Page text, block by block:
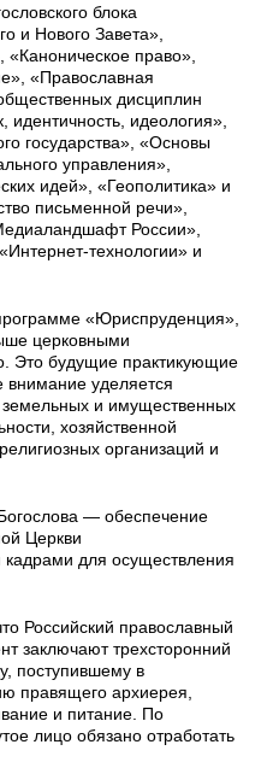
блока
и Нового Завета»,
«Каноническое право»,
«Православная
дисциплин
идеология»,
государства», «Основы
управления»,
идей», «Геополитика» и
письменной речи»,
России»,
технологии» и
«Юриспруденция»,
церковными
Это будущие практикующие
уделяется
и имущественных
хозяйственной
организаций и
— обеспечение
Церкви
для осуществления
Российский православный
заключают трехсторонний
поступившему в
правящего архиерея,
и питание. По
лицо обязано отработать